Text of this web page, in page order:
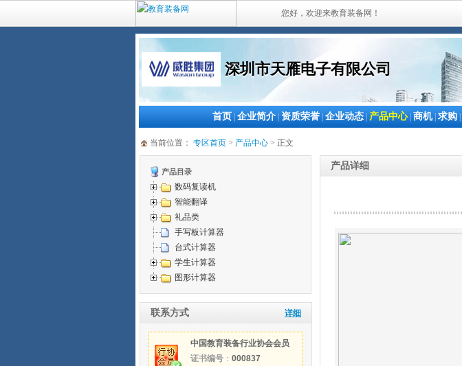
您好，欢迎来教育装备网！
深圳市天雁电子有限公司
首页 企业简介 资质荣誉 企业动态 产品中心| 商机| 求购
当前位置： 专区首页 > 产品中心 > 正文
产品目录
数码复读机
智能翻译
礼品类
手写板计算器
台式计算器
学生计算器
图形计算器
联系方式 详细
中国教育装备行业协会会员
证书编号 ： 000837
产品详细